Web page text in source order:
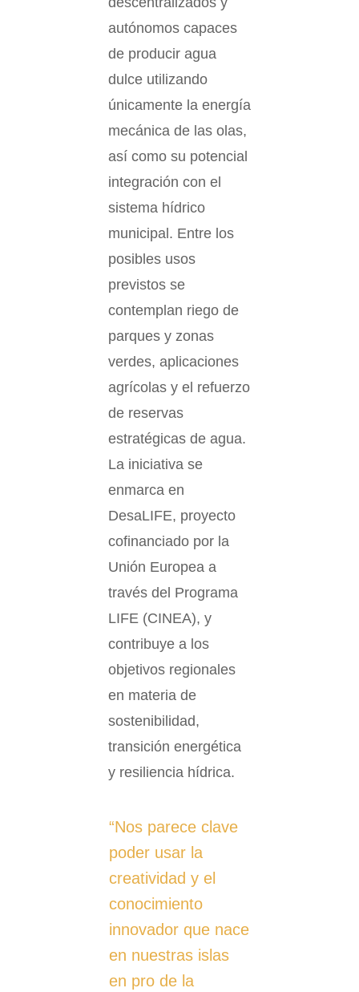
autónomos capaces
de producir agua
dulce utilizando
únicamente la energía
mecánica de las olas,
así como su potencial
integración con el
sistema hídrico
municipal. Entre los
posibles usos
previstos se
contemplan riego de
parques y zonas
verdes, aplicaciones
agrícolas y el refuerzo
de reservas
estratégicas de agua.
La iniciativa se
enmarca en
DesaLIFE, proyecto
cofinanciado por la
Unión Europea a
través del Programa
LIFE (CINEA), y
contribuye a los
objetivos regionales
en materia de
sostenibilidad,
transición energética
y resiliencia hídrica.
“Nos parece clave
poder usar la
creatividad y el
conocimiento
innovador que nace
en nuestras islas
en pro de la